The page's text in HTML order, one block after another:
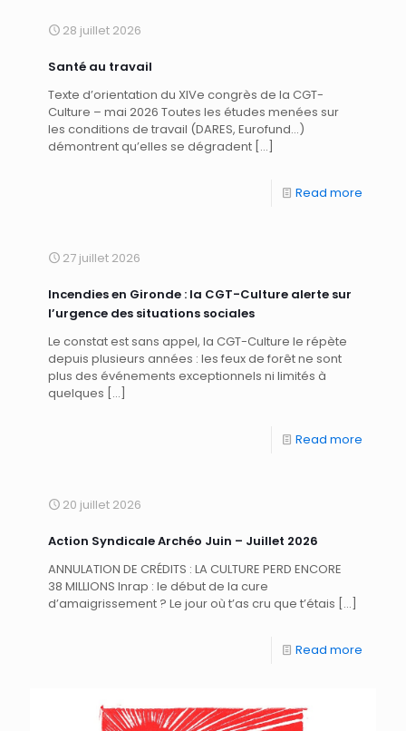
28 juillet 2026
Santé au travail
Texte d’orientation du XIVe congrès de la CGT-
Culture – mai 2026 Toutes les études menées sur
les conditions de travail (DARES, Eurofund…)
démontrent qu’elles se dégradent […]
Read more
27 juillet 2026
Incendies en Gironde : la CGT-Culture alerte sur
l’urgence des situations sociales
Le constat est sans appel, la CGT-Culture le répète
depuis plusieurs années : les feux de forêt ne sont
plus des événements exceptionnels ni limités à
quelques […]
Read more
20 juillet 2026
Action Syndicale Archéo Juin – Juillet 2026
ANNULATION DE CRÉDITS : LA CULTURE PERD ENCORE
38 MILLIONS Inrap : le début de la cure
d’amaigrissement ? Le jour où t’as cru que t’étais […]
Read more